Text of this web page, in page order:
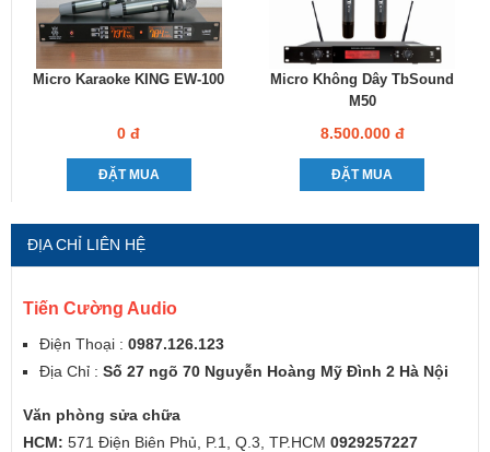
Micro Karaoke KING EW-100
0 đ
ĐẶT MUA
Micro Không Dây TbSound
M50
8.500.000 đ
ĐẶT MUA
ĐỊA CHỈ LIÊN HỆ
Tiến Cường Audio
Điện Thoại : 0987.126.123
Địa Chỉ : Số 27 ngõ 70 Nguyễn Hoàng Mỹ Đình 2 Hà Nội
Văn phòng sửa chữa
HCM: 571 Điện Biên Phủ, P.1, Q.3, TP.HCM 0929257227